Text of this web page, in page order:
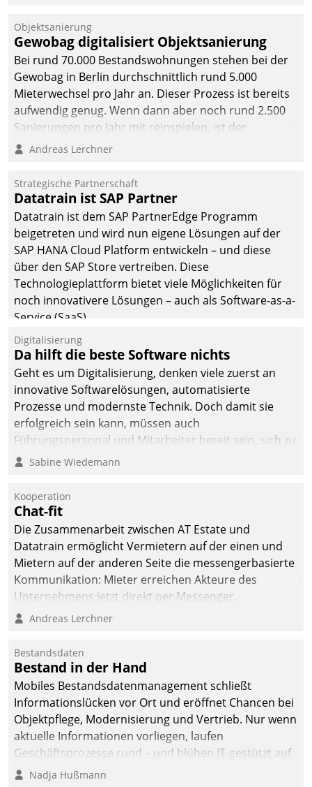
Unternehmen.
Objektsanierung
Gewobag digitalisiert Objektsanierung
Bei rund 70.000 Bestandswohnungen stehen bei der
Gewobag in Berlin durchschnittlich rund 5.000
Mieterwechsel pro Jahr an. Dieser Prozess ist bereits
aufwendig genug. Wenn dann aber noch rund 2.500
Sanierungen pro Jahr mit reinspielen, ist der
Betreuungs- und Organisationsaufwand immens. Im
kommunale Wohnungsbauunternehmen daher
gemeinsam mit der Berliner Datatrain GmbH den
Teilprozess der Objektsanierung digitalisiert.
Andreas Lerchner
Strategische Partnerschaft
Datatrain ist SAP Partner
Datatrain ist dem SAP PartnerEdge Programm
beigetreten und wird nun eigene Lösungen auf der
SAP HANA Cloud Platform entwickeln – und diese
über den SAP Store vertreiben. Diese
Technologieplattform bietet viele Möglichkeiten für
noch innovativere Lösungen – auch als Software-as-a-
Service (SaaS).
Digitalisierung
Da hilft die beste Software nichts
Geht es um Digitalisierung, denken viele zuerst an
innovative Softwarelösungen, automatisierte
Prozesse und modernste Technik. Doch damit sie
erfolgreich sein kann, müssen auch
Führungspersonal und Mitarbeiter bereit sein, sich zu
verändern und anzupassen, sonst werden sie an ihr
Sabine Wiedemann
Kooperation
Chat-fit
Die Zusammenarbeit zwischen AT Estate und
Datatrain ermöglicht Vermietern auf der einen und
Mietern auf der anderen Seite die messengerbasierte
Kommunikation: Mieter erreichen Akteure des
Unternehmens jetzt direkt per Messenger,
Mitarbeiter oder Dienstleister empfangen oder
Andreas Lerchner
Bestandsdaten
Bestand in der Hand
Mobiles Bestandsdatenmanagement schließt
Informationslücken vor Ort und eröffnet Chancen bei
Objektpflege, Modernisierung und Vertrieb. Nur wenn
aktuelle Informationen vorliegen, laufen
Geschäftsprozesse rund – und blühen IT-gestützt auf.
Nadja Hußmann